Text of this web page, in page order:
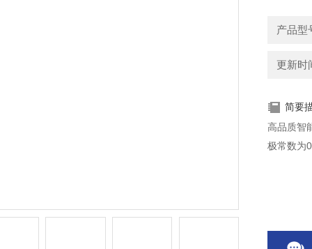
产品型
更新时
简要
高品质智
极常数为